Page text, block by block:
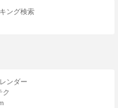
ング検索
ンダー
ク